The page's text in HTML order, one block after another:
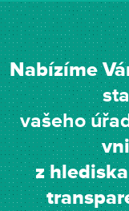
Nabízíme
vašeho
z